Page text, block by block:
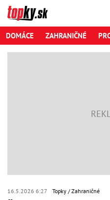
DOMÁCE ZAHRANIČNÉ
16.5.2026 6:27 Topky Zahraničné